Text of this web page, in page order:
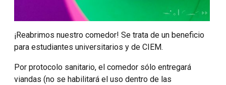
¡Reabrimos nuestro comedor! Se trata de un beneficio
para estudiantes universitarios y de CIEM.
Por protocolo sanitario, el comedor sólo entregará
viandas (no se habilitará el uso dentro de las